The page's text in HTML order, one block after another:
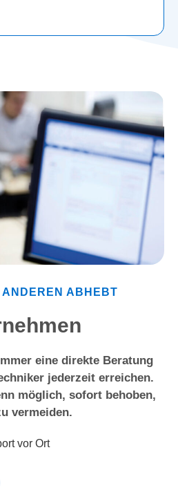
ABHEBT
eine direkte Beratung
jederzeit erreichen.
möglich, sofort behoben,
vermeiden.
vor Ort